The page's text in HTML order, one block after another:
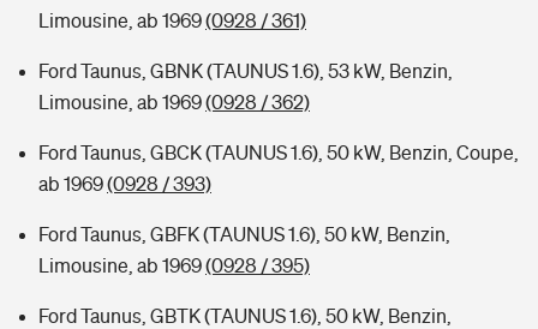
Limousine, ab 1969(0928 / 361)
Ford Taunus, GBNK (TAUNUS 1.6), 53 kW, Benzin,
Limousine, ab 1969(0928 / 362)
Ford Taunus, GBCK (TAUNUS 1.6), 50 kW, Benzin, Coupe,
ab 1969(0928 / 393)
Ford Taunus, GBFK (TAUNUS 1.6), 50 kW, Benzin,
Limousine, ab 1969(0928 / 395)
Ford Taunus, GBTK (TAUNUS 1.6), 50 kW, Benzin,